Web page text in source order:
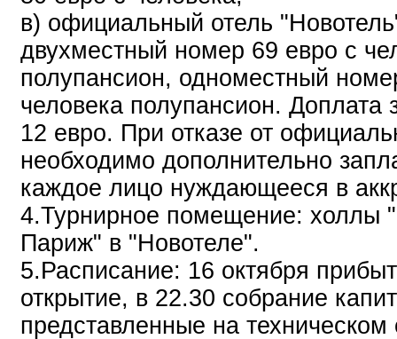
в) официальный отель
двухместный номер 69 евро с
полупансион, одноместный
человека полупансион. Доплата
12 евро. При отказе от
необходимо дополнительно
каждое лицо нуждающееся в
4.Турнирное помещение: холлы
Париж" в "Новотеле".
5.Расписание: 16 октября
открытие, в 22.30 собрание
представленные на